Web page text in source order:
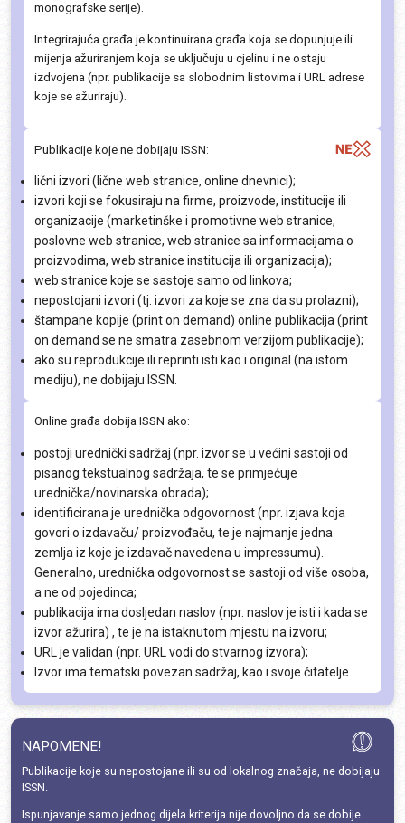
monografske serije).
Integrirajuća građa je kontinuirana građa koja se dopunjuje ili
mijenja ažuriranjem koja se uključuju u cjelinu i ne ostaju
izdvojena (npr. publikacije sa slobodnim listovima i URL adrese
koje se ažuriraju).
Publikacije koje ne dobijaju ISSN:
lični izvori (lične web stranice, online dnevnici);
izvori koji se fokusiraju na firme, proizvode, institucije ili
organizacije (marketinške i promotivne web stranice,
poslovne web stranice, web stranice sa informacijama o
proizvodima, web stranice institucija ili organizacija);
web stranice koje se sastoje samo od linkova;
nepostojani izvori (tj. izvori za koje se zna da su prolazni);
štampane kopije (print on demand) online publikacija (print
on demand se ne smatra zasebnom verzijom publikacije);
ako su reprodukcije ili reprinti isti kao i original (na istom
mediju), ne dobijaju ISSN.
Online građa dobija ISSN ako:
postoji urednički sadržaj (npr. izvor se u većini sastoji od
pisanog tekstualnog sadržaja, te se primjećuje
urednička/novinarska obrada);
identificirana je urednička odgovornost (npr. izjava koja
govori o izdavaču/ proizvođaču, te je najmanje jedna
zemlja iz koje je izdavač navedena u impressumu).
Generalno, urednička odgovornost se sastoji od više osoba,
a ne od pojedinca;
publikacija ima dosljedan naslov (npr. naslov je isti i kada se
izvor ažurira) , te je na istaknutom mjestu na izvoru;
URL je validan (npr. URL vodi do stvarnog izvora);
Izvor ima tematski povezan sadržaj, kao i svoje čitatelje.
NAPOMENE!
Publikacije koje su nepostojane ili su od lokalnog značaja, ne dobijaju
ISSN.
Ispunjavanje samo jednog dijela kriterija nije dovoljno da se dobije